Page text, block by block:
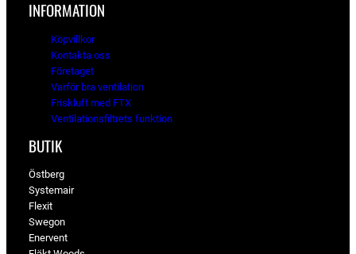
INFORMATION
Köpvillkor
Kontakta oss
Företaget
Varför bra ventilation
Friskluft med FTX
Ventilationsfiltrets funktion
BUTIK
Östberg
Systemair
Flexit
Swegon
Enervent